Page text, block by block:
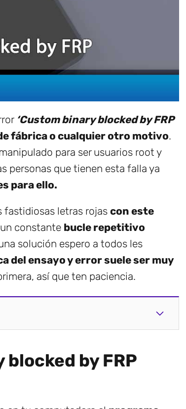
‘Custom binary blocked by FRP
fábrica o cualquier otro motivo.
para ser usuarios root y
personas que tienen esta falla ya
para ello.
fastidiosas letras rojascon este
constante bucle repetitivo
solución espero a todos les
del ensayo y error suele ser muy
así que ten paciencia.
by FRP